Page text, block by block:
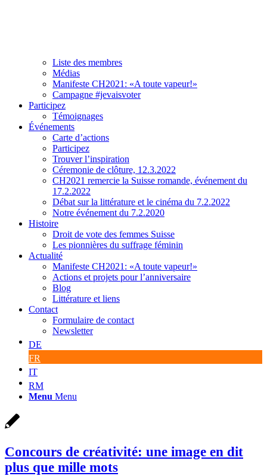
Liste des membres
Médias
Manifeste CH2021: «A toute vapeur!»
Campagne #jevaisvoter
Participez
Témoignages
Événements
Carte d’actions
Participez
Trouver l’inspiration
Céremonie de clôture, 12.3.2022
CH2021 remercie la Suisse romande, événement du
17.2.2022
Débat sur la littérature et le cinéma du 7.2.2022
Notre événement du 7.2.2020
Histoire
Droit de vote des femmes Suisse
Les pionnières du suffrage féminin
Actualité
Manifeste CH2021: «A toute vapeur!»
Actions et projets pour l’anniversaire
Blog
Littérature et liens
Contact
Formulaire de contact
Newsletter
DE
FR
IT
RM
Menu Menu
Concours de créativité: une image en dit
plus que mille mots